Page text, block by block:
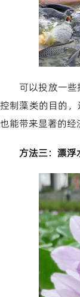
可以投放一
控制藻类的目的
也能带来显著的经
方法三：漂